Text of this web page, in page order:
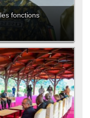
fonctions